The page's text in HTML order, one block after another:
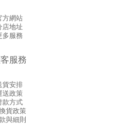
方網站
店地址
多服務
服務
貨安排
送政策
款方式
貨政策
與細則